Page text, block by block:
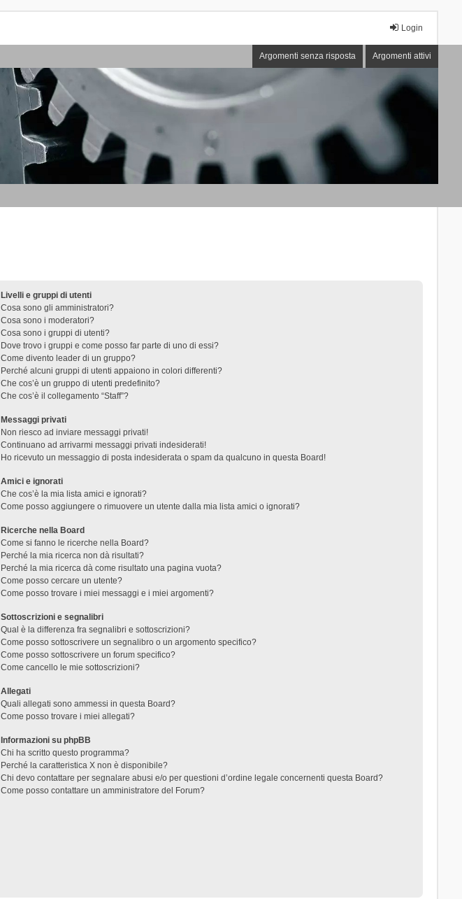
Login
Argomenti senza risposta Argomenti attivi
Livelli e gruppi di utenti
Cosa sono gli amministratori?
Cosa sono i moderatori?
Cosa sono i gruppi di utenti?
Dove trovo i gruppi e come posso far parte di uno di essi?
Come divento leader di un gruppo?
Perché alcuni gruppi di utenti appaiono in colori differenti?
Che cos’è un gruppo di utenti predefinito?
Che cos’è il collegamento “Staff”?
Messaggi privati
Non riesco ad inviare messaggi privati!
Continuano ad arrivarmi messaggi privati indesiderati!
Ho ricevuto un messaggio di posta indesiderata o spam da qualcuno in questa Board!
Amici e ignorati
Che cos’è la mia lista amici e ignorati?
Come posso aggiungere o rimuovere un utente dalla mia lista amici o ignorati?
Ricerche nella Board
Come si fanno le ricerche nella Board?
Perché la mia ricerca non dà risultati?
Perché la mia ricerca dà come risultato una pagina vuota?
Come posso cercare un utente?
Come posso trovare i miei messaggi e i miei argomenti?
Sottoscrizioni e segnalibri
Qual è la differenza fra segnalibri e sottoscrizioni?
Come posso sottoscrivere un segnalibro o un argomento specifico?
Come posso sottoscrivere un forum specifico?
Come cancello le mie sottoscrizioni?
Allegati
Quali allegati sono ammessi in questa Board?
Come posso trovare i miei allegati?
Informazioni su phpBB
Chi ha scritto questo programma?
Perché la caratteristica X non è disponibile?
Chi devo contattare per segnalare abusi e/o per questioni d’ordine legale concernenti questa Board?
Come posso contattare un amministratore del Forum?